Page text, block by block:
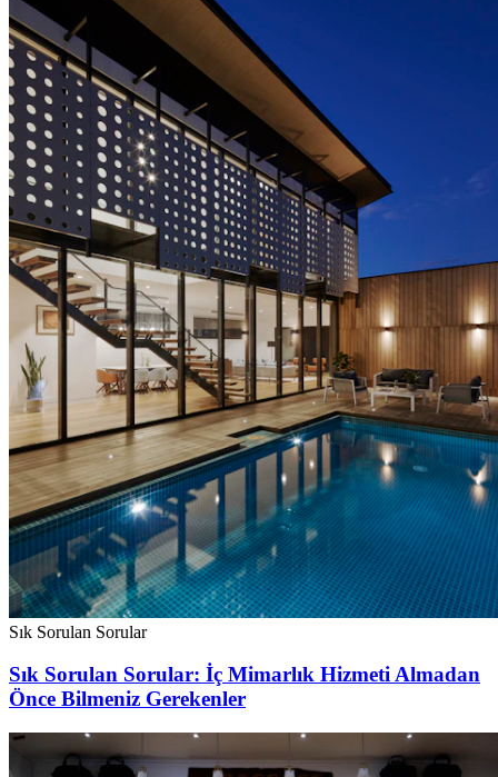
Sık Sorulan Sorular
Sık Sorulan Sorular: İç Mimarlık Hizmeti Almadan
Önce Bilmeniz Gerekenler